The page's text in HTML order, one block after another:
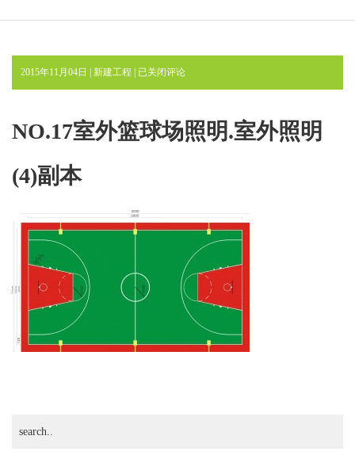
2015年11月04日 | 新建工程
NO.17
室
篮
球
外
(4)
副
本
已关闭评论
NO.17室外篮球场照明.室外照明
(4)副本